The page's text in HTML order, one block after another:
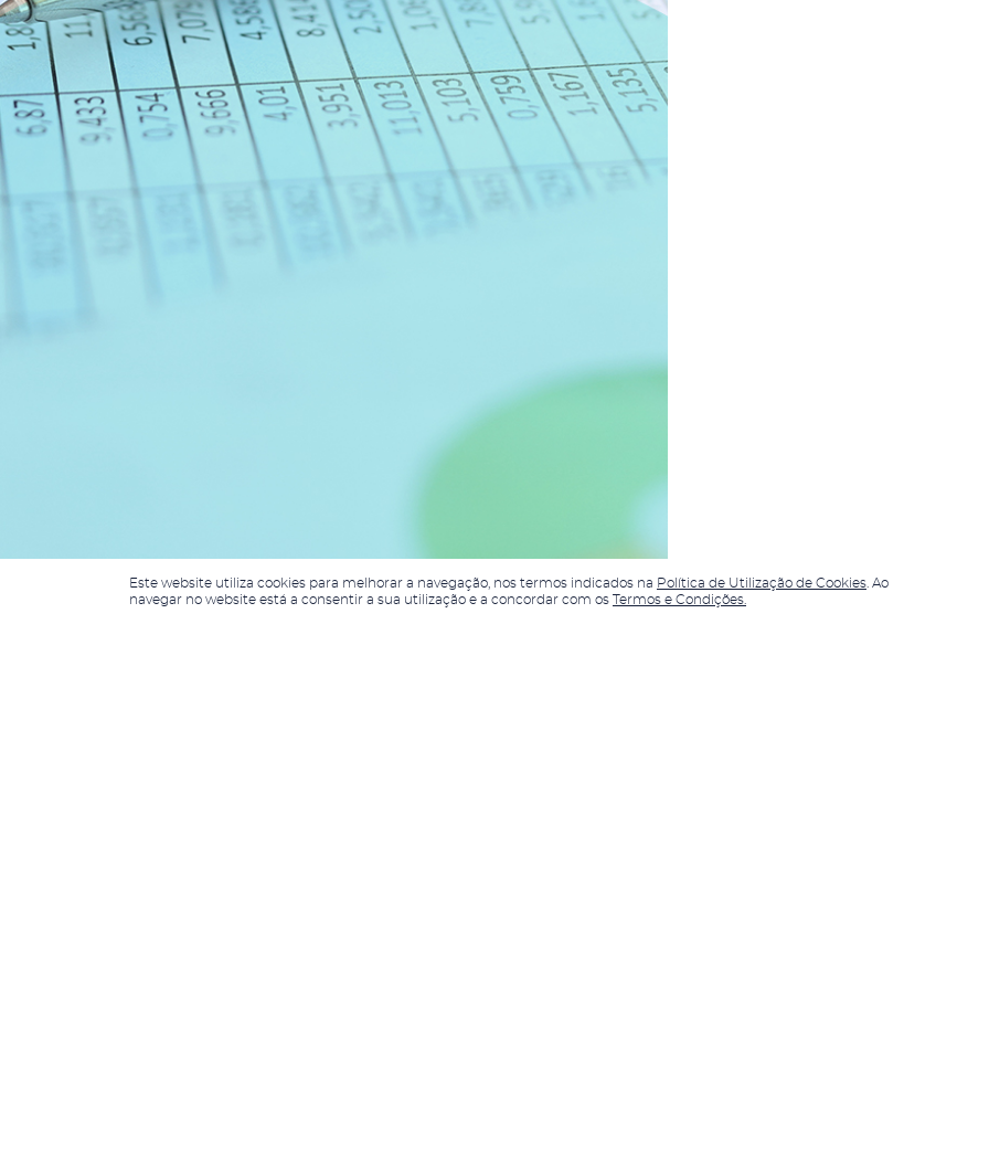
Este website utiliza cookies para melhorar a navegação, nos termos indicados na Política de Utilização de Cookies . Ao
navegar no website está a consentir a sua utilização e a concordar com os Termos e Condições.